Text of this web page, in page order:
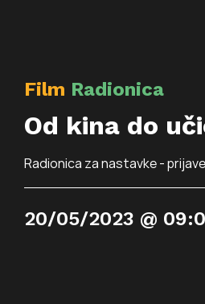
Film Radionica
Od kina do
Radionica za nastavke -
20/05/2023 @